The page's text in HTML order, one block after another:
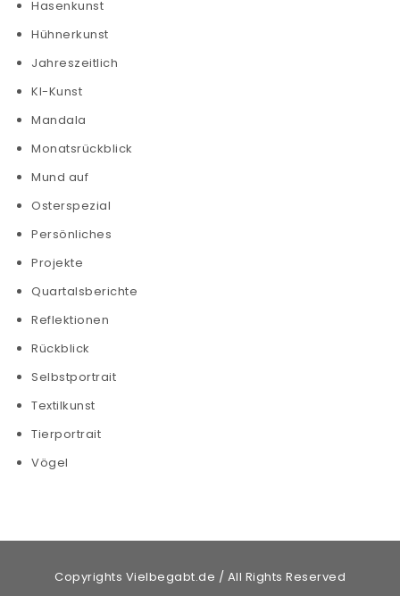
Hasenkunst
Hühnerkunst
Jahreszeitlich
KI-Kunst
Mandala
Monatsrückblick
Mund auf
Osterspezial
Persönliches
Projekte
Quartalsberichte
Reflektionen
Rückblick
Selbstportrait
Textilkunst
Tierportrait
Vögel
Copyrights Vielbegabt.de / All Rights Reserved